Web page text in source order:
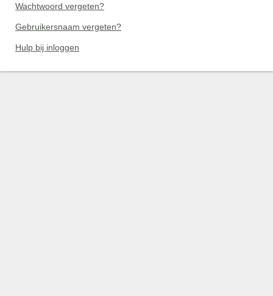
Wachtwoord vergeten?
Gebruikersnaam vergeten?
Hulp bij inloggen